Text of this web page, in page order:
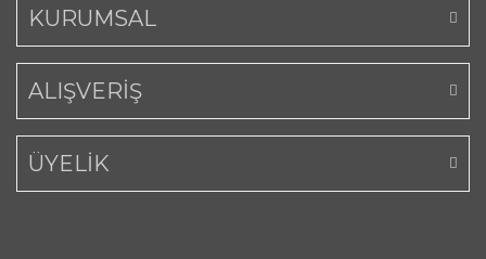
KURUMSAL
ALIŞVERİŞ
ÜYELİK